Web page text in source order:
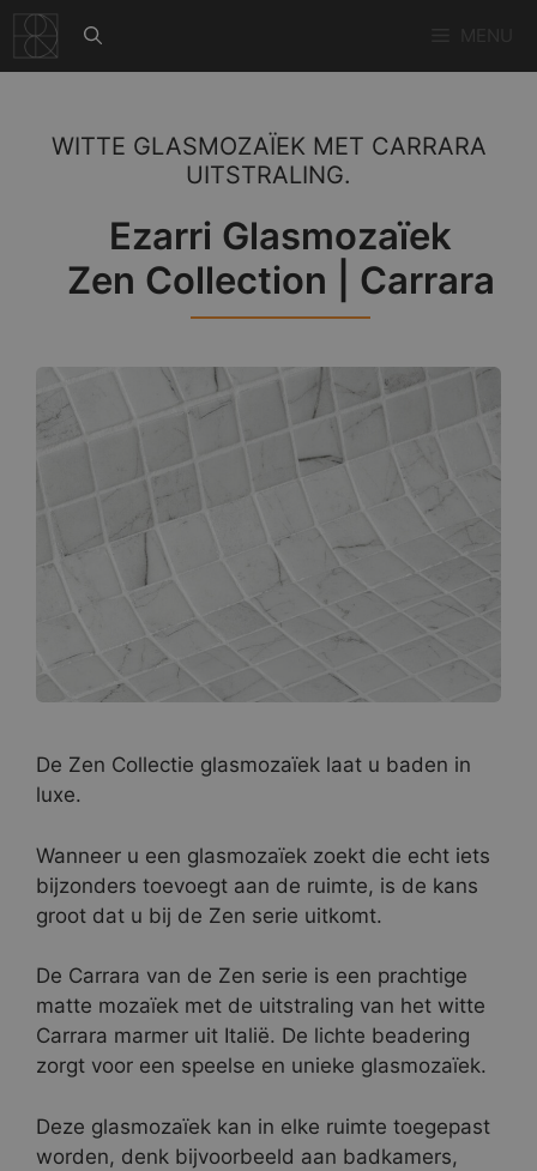
naar
de
WITTE GLASMOZAÏEK MET CARRARA
UITSTRALING.
Ezarri Glasmozaïek
Zen Collection | Carrara
De Zen Collectie glasmozaïek laat u baden in
luxe.
Wanneer u een glasmozaïek zoekt die echt iets
bijzonders toevoegt aan de ruimte, is de kans
groot dat u bij de Zen serie uitkomt.
De Carrara van de Zen serie is een prachtige
matte mozaïek met de uitstraling van het witte
Carrara marmer uit Italië. De lichte beadering
zorgt voor een speelse en unieke glasmozaïek.
Deze glasmozaïek kan in elke ruimte toegepast
worden, denk bijvoorbeeld aan badkamers,